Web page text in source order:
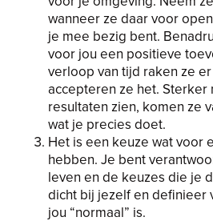
wanneer ze daar voor
je mee bezig bent.
voor jou een positieve
verloop van tijd raken ze
accepteren ze het. Sterker
resultaten zien, komen ze
wat je precies doet.
Het is een keuze wat voor
hebben. Je bent
leven en de keuzes die je
dicht bij jezelf en definieer
jou “normaal” is.